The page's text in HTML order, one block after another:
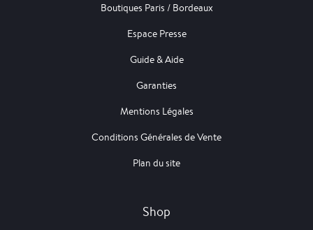
Boutiques Paris / Bordeaux
Espace Presse
Guide & Aide
Garanties
Mentions Légales
Conditions Générales de Vente
Plan du site
Shop